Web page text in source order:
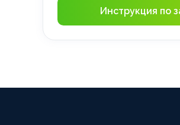
Инструкция по